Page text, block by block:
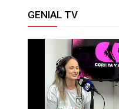
GENIAL TV